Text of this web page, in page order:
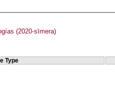
(2020-sīmera)
Type